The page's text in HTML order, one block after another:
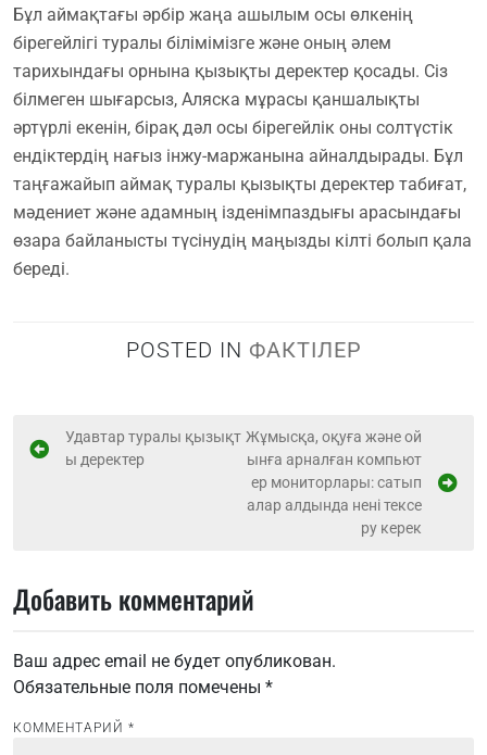
Бұл аймақтағы әрбір жаңа ашылым осы өлкенің
бірегейлігі туралы білімімізге және оның әлем
тарихындағы орнына қызықты деректер қосады. Сіз
білмеген шығарсыз, Аляска мұрасы қаншалықты
әртүрлі екенін, бірақ дәл осы бірегейлік оны солтүстік
ендіктердің нағыз інжу-маржанына айналдырады. Бұл
таңғажайып аймақ туралы қызықты деректер табиғат,
мәдениет және адамның ізденімпаздығы арасындағы
өзара байланысты түсінудің маңызды кілті болып қала
береді.
POSTED IN ФАКТІЛЕР
Н
а
и
я
п
Удавтар туралы қызықт
ы деректер
Жұмысқа, оқуға және ой
ынға арналған компьют
ер мониторлары: сатып
алар алдында нені тексе
ру керек
Добавить комментарий
Ваш адрес email не будет опубликован.
Обязательные поля помечены *
КОММЕНТАРИЙ *